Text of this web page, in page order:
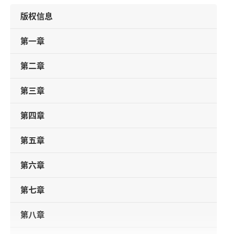
版权信息
第一章
第二章
第三章
第四章
第五章
第六章
第七章
第八章